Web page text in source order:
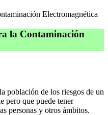
Electromagnética
la Contaminación
población de los riesgos de un
pero que puede tener
personas y otros ámbitos.